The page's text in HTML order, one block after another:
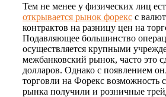
Тем не менее у физических лиц
открывается рынок форекс с
контрактов на разницу цен на
Подавляющее большинство
осуществляется крупными
межбанковский рынок, часто это
долларов. Однако с появлением
торговли на Форекс возможность
рынка получили и розничные